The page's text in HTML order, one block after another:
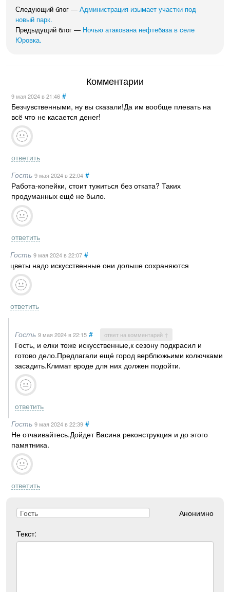
Следующий блог — Администрация изымает участки под
новый парк.
Предыдущий блог — Ночью атакована нефтебаза в селе
Юровка.
Комментарии
9 мая 2024в 21:46 #
Безчувственными, ну вы сказали!Да им вообще плевать на
всё что не касается денег!
ответить
Гость 9 мая 2024в 22:04 #
Работа-копейки, стоит тужиться без отката? Таких
продуманных ещё не было.
ответить
Гость 9 мая 2024в 22:07 #
цветы надо искусственные они дольше сохраняются
ответить
Гость 9 мая 2024в 22:15 # ответ на комментарий ↑
Гость, и елки тоже искусственные,к сезону подкрасил и
готово дело.Предлагали ещё город верблюжьими колючками
засадить.Климат вроде для них должен подойти.
ответить
Гость 9 мая 2024в 22:39 #
Не отчаивайтесь.Дойдет Васина реконструкция и до этого
памятника.
ответить
Анонимно
Текст: